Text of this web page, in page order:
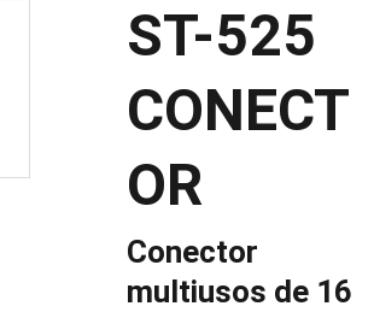
ST-525
CONECT
OR
Conector
multiusos de 16